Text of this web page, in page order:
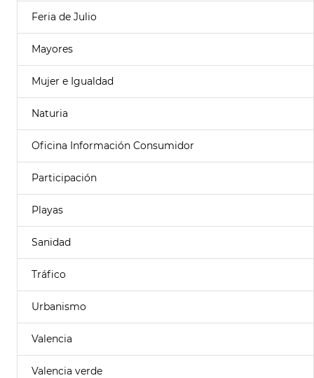
Feria de Julio
Mayores
Mujer e Igualdad
Naturia
Oficina Información Consumidor
Participación
Playas
Sanidad
Tráfico
Urbanismo
Valencia
Valencia verde